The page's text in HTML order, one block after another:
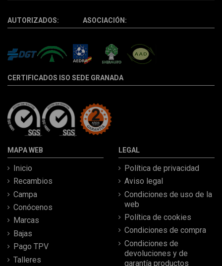
AUTORIZADOS: ASOCIACIÓN:
CERTIFICADOS ISO SEDE GRANADA
MAPA WEB
Inicio
Recambios
Campa
Conócenos
Marcas
Bajas
Pago TPV
Talleres
LEGAL
Política de privacidad
Aviso legal
Condiciones de uso de la
web
Política de cookies
Condiciones de compra
Condiciones de
devoluciones y de
garantía productos